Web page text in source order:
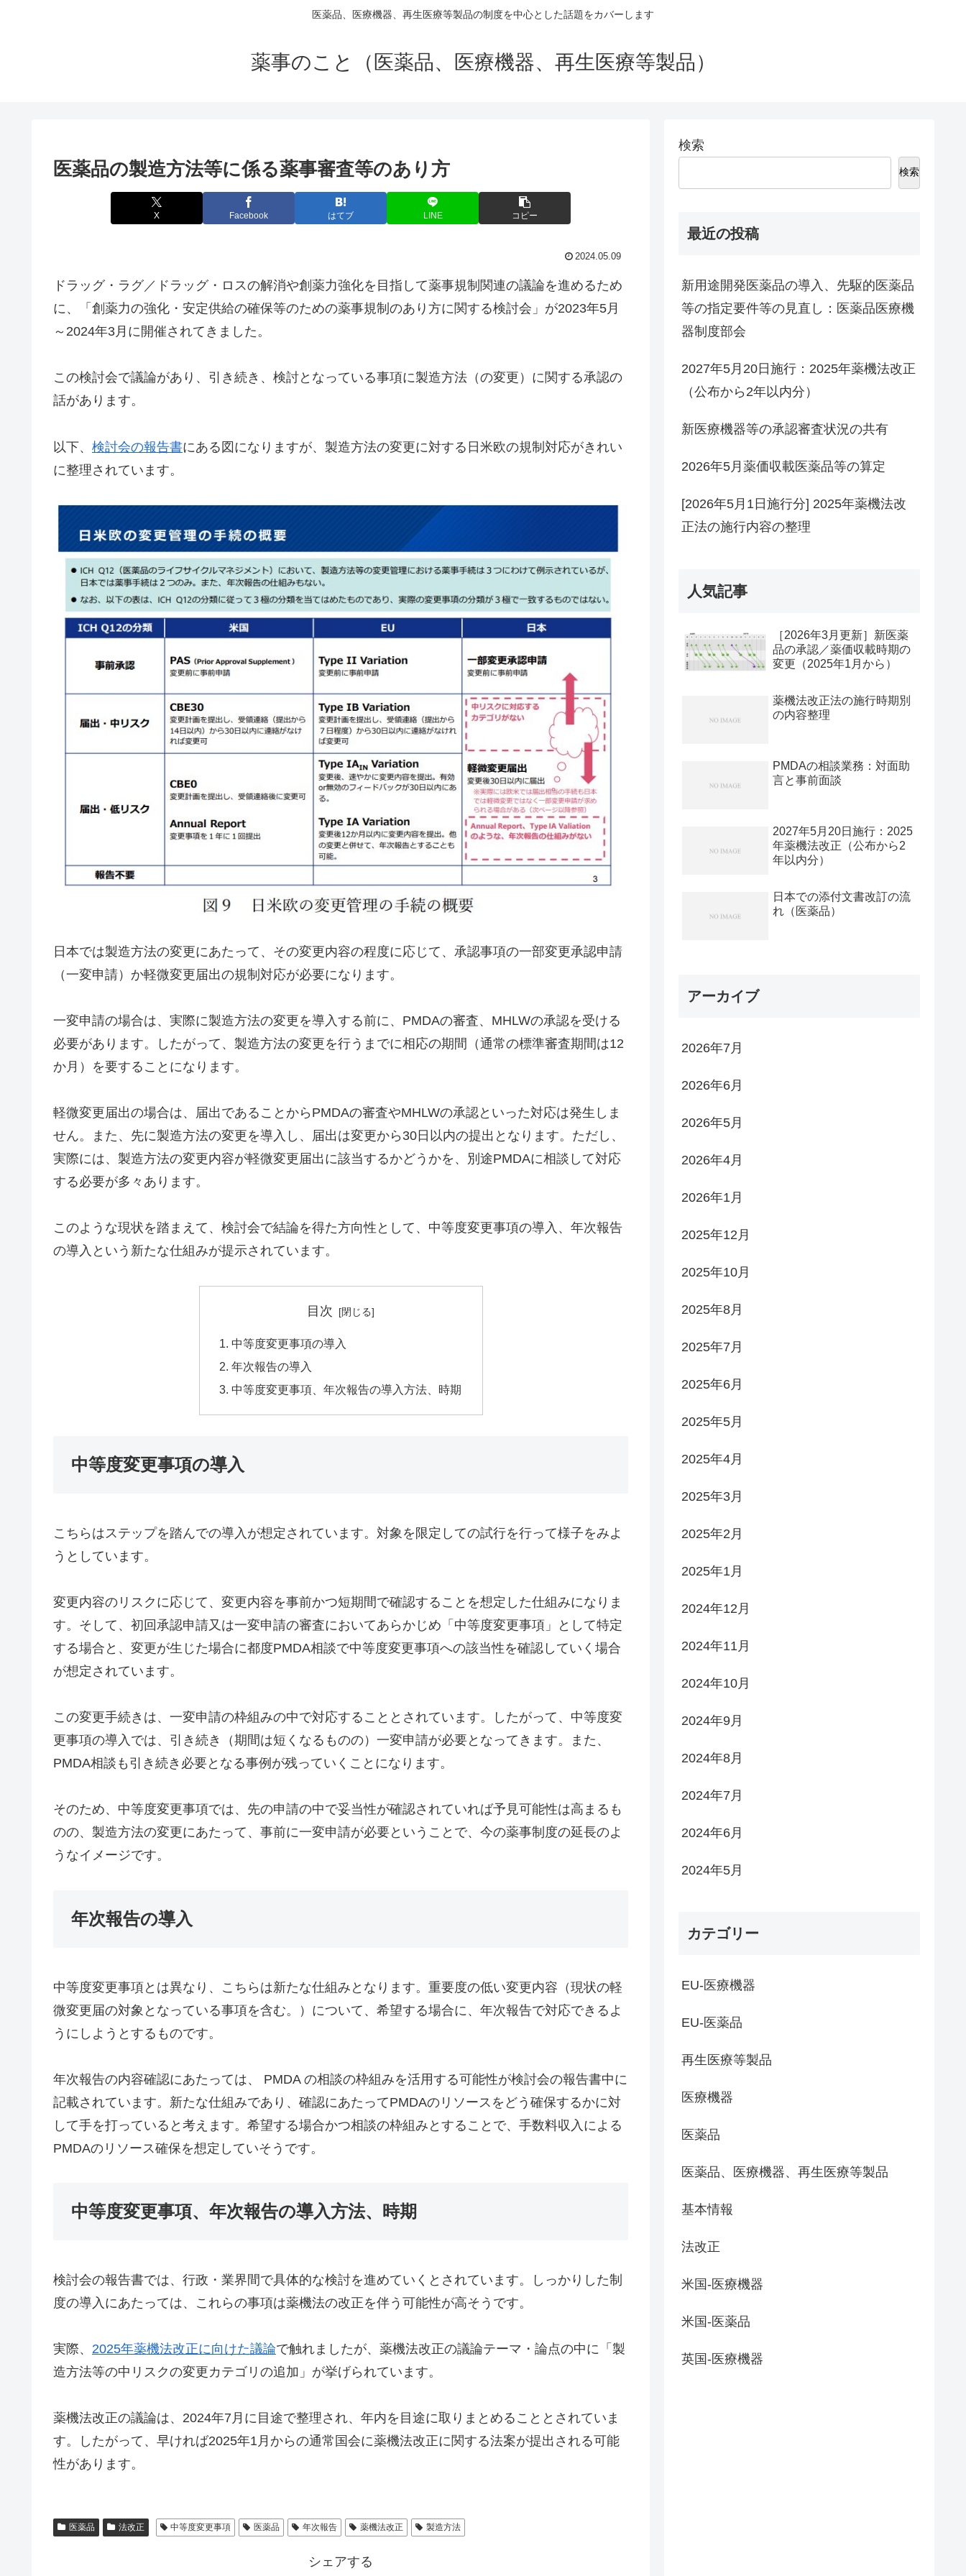
医薬品、医療機器、再生医療等製品の制度を中心とした話題をカバーします
薬事のこと（医薬品、医療機器、再生医療等製品）
医薬品の製造方法等に係る薬事審査等のあり方
X Facebook はてブ LINE コピー
2024.05.09
ドラッグ・ラグ／ドラッグ・ロスの解消や創薬力強化を目指して薬事規制関連の議論を進めるため
に、「創薬力の強化・安定供給の確保等のための薬事規制のあり方に関する検討会」が2023年5月
～2024年3月に開催されてきました。
この検討会で議論があり、引き続き、検討となっている事項に製造方法（の変更）に関する承認の
話があります。
以下、 検討会の報告書にある図になりますが、製造方法の変更に対する日米欧の規制対応がきれい
に整理されています。
日本では製造方法の変更にあたって、その変更内容の程度に応じて、承認事項の一部変更承認申請
（一変申請）か軽微変更届出の規制対応が必要になります。
一変申請の場合は、実際に製造方法の変更を導入する前に、PMDAの審査、MHLWの承認を受ける
必要があります。したがって、製造方法の変更を行うまでに相応の期間（通常の標準審査期間は12
か月）を要することになります。
軽微変更届出の場合は、届出であることからPMDAの審査やMHLWの承認といった対応は発生しま
せん。また、先に製造方法の変更を導入し、届出は変更から30日以内の提出となります。ただし、
実際には、製造方法の変更内容が軽微変更届出に該当するかどうかを、別途PMDAに相談して対応
する必要が多々あります。
このような現状を踏まえて、検討会で結論を得た方向性として、中等度変更事項の導入、年次報告
の導入という新たな仕組みが提示されています。
目次
中等度変更事項の導入
年次報告の導入
中等度変更事項、年次報告の導入方法、時期
中等度変更事項の導入
こちらはステップを踏んでの導入が想定されています。対象を限定しての試行を行って様子をみよ
うとしています。
変更内容のリスクに応じて、変更内容を事前かつ短期間で確認することを想定した仕組みになりま
す。そして、初回承認申請又は一変申請の審査においてあらかじめ「中等度変更事項」として特定
する場合と、変更が生じた場合に都度PMDA相談で中等度変更事項への該当性を確認していく場合
が想定されています。
この変更手続きは、一変申請の枠組みの中で対応することとされています。したがって、中等度変
更事項の導入では、引き続き（期間は短くなるものの）一変申請が必要となってきます。また、
PMDA相談も引き続き必要となる事例が残っていくことになります。
そのため、中等度変更事項では、先の申請の中で妥当性が確認されていれば予見可能性は高まるも
のの、製造方法の変更にあたって、事前に一変申請が必要ということで、今の薬事制度の延長のよ
うなイメージです。
年次報告の導入
中等度変更事項とは異なり、こちらは新たな仕組みとなります。重要度の低い変更内容（現状の軽
微変更届の対象となっている事項を含む。）について、希望する場合に、年次報告で対応できるよ
うにしようとするものです。
年次報告の内容確認にあたっては、 PMDA の相談の枠組みを活用する可能性が検討会の報告書中に
記載されています。新たな仕組みであり、確認にあたってPMDAのリソースをどう確保するかに対
して手を打っていると考えます。希望する場合かつ相談の枠組みとすることで、手数料収入による
PMDAのリソース確保を想定していそうです。
中等度変更事項、年次報告の導入方法、時期
検討会の報告書では、行政・業界間で具体的な検討を進めていくとされています。しっかりした制
度の導入にあたっては、これらの事項は薬機法の改正を伴う可能性が高そうです。
実際、 2025年薬機法改正に向けた議論で触れましたが、薬機法改正の議論テーマ・論点の中に「製
造方法等の中リスクの変更カテゴリの追加」が挙げられています。
薬機法改正の議論は、2024年7月に目途で整理され、年内を目途に取りまとめることとされていま
す。したがって、早ければ2025年1月からの通常国会に薬機法改正に関する法案が提出される可能
性があります。
医薬品 法改正 中等度変更事項 医薬品 年次報告 薬機法改正 製造方法
シェアする
検索
検索
最近の投稿
新用途開発医薬品の導入、先駆的医薬品
等の指定要件等の見直し：医薬品医療機
器制度部会
2027年5月20日施行：2025年薬機法改正
（公布から2年以内分）
新医療機器等の承認審査状況の共有
2026年5月薬価収載医薬品等の算定
[2026年5月1日施行分] 2025年薬機法改
正法の施行内容の整理
人気記事
［2026年3月更新］新医薬
品の承認／薬価収載時期の
変更（2025年1月から）
薬機法改正法の施行時期別
の内容整理
PMDAの相談業務：対面助
言と事前面談
2027年5月20日施行：2025
年薬機法改正（公布から2
年以内分）
日本での添付文書改訂の流
れ（医薬品）
アーカイブ
2026年7月
2026年6月
2026年5月
2026年4月
2026年1月
2025年12月
2025年10月
2025年8月
2025年7月
2025年6月
2025年5月
2025年4月
2025年3月
2025年2月
2025年1月
2024年12月
2024年11月
2024年10月
2024年9月
2024年8月
2024年7月
2024年6月
2024年5月
カテゴリー
EU-医療機器
EU-医薬品
再生医療等製品
医療機器
医薬品
医薬品、医療機器、再生医療等製品
基本情報
法改正
米国-医療機器
米国-医薬品
英国-医療機器